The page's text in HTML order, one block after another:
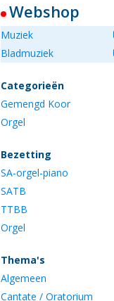
Webshop
Muziek
Bladmuziek
Categorieën
Gemengd Koor
Orgel
Bezetting
SA-orgel-piano
SATB
TTBB
Orgel
Thema's
Algemeen
Cantate / Oratorium